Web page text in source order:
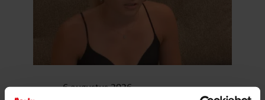
6 augustus 2026